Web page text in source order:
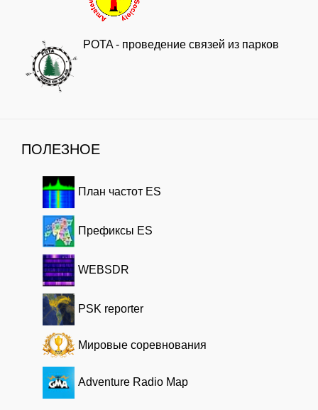
POTA - проведение связей из парков
ПОЛЕЗНОЕ
План частот ES
Префиксы ES
WEBSDR
PSK reporter
Мировые соревнования
Adventure Radio Map